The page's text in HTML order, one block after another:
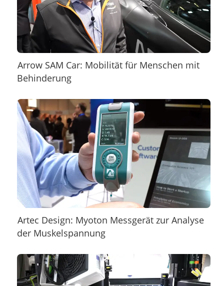
Arrow SAM Car: Mobilität für Menschen mit
Behinderung
Artec Design: Myoton Messgerät zur Analyse
der Muskelspannung